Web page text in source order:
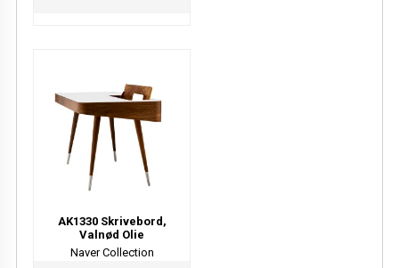
AK1330 Skrivebord,
Valnød Olie
Naver Collection